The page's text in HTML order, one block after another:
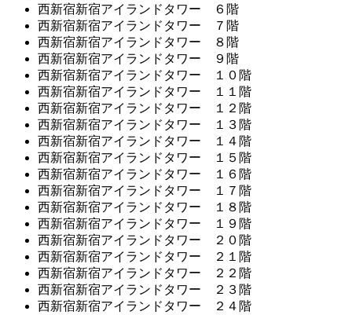
西新宿新宿アイランドタワー ６階
西新宿新宿アイランドタワー ７階
西新宿新宿アイランドタワー ８階
西新宿新宿アイランドタワー ９階
西新宿新宿アイランドタワー １０階
西新宿新宿アイランドタワー １１階
西新宿新宿アイランドタワー １２階
西新宿新宿アイランドタワー １３階
西新宿新宿アイランドタワー １４階
西新宿新宿アイランドタワー １５階
西新宿新宿アイランドタワー １６階
西新宿新宿アイランドタワー １７階
西新宿新宿アイランドタワー １８階
西新宿新宿アイランドタワー １９階
西新宿新宿アイランドタワー ２０階
西新宿新宿アイランドタワー ２１階
西新宿新宿アイランドタワー ２２階
西新宿新宿アイランドタワー ２３階
西新宿新宿アイランドタワー ２４階